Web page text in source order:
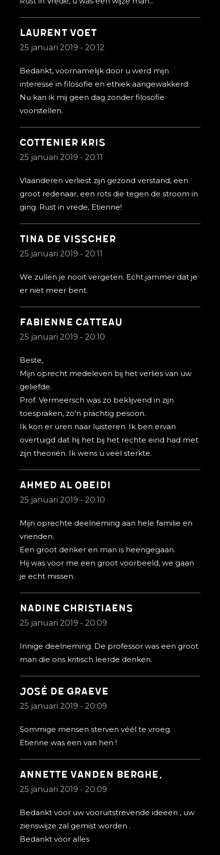
Laurent Voet
25 januari 2019 - 20:12
Bedankt, voornamelijk door u werd mijn
interesse in filosofie en ethiek aangewakkerd.
Nu kan ik mij geen dag zonder filosofie
voorstellen.
Cottenier Kris
25 januari 2019 - 20:11
Vlaanderen verliest zijn gezond verstand, een
groot redenaar, een rots die tegen de stroom in
ging. Rust in vrede, Etienne!
Tina de visscher
25 januari 2019 - 20:11
We zullen je nooit vergeten. Echt jammer dat je
er niet meer bent.
Fabienne Catteau
25 januari 2019 - 20:10
Beste,
Mijn oprecht medeleven bij het verlies van uw
geliefde.
Prof. Vermeersch was zo beklijvend in zijn
toespraken, zo'n prachtig pesoon.
Ik kon er uren naar luisteren. Ik ben ervan
overtuigd dat hij het bij het rechte eind had met
zijn theoriën. Ik wens u veel sterkte.
Ahmed Al Obeidi
25 januari 2019 - 20:10
Mijn oprechte deelneming aan hele familie en
vrienden.
Een groot denker en man is heengegaan.
Hij was voor me een groot voorbeeld, we gaan
je echt missen.
Nadine Christiaens
25 januari 2019 - 20:09
Innige deelneming. De professor was een groot
man die ons kritisch leerde denken.
José de Graeve
25 januari 2019 - 20:09
Sommige mensen sterven véél te vroeg.
Etienne was een van hen !
Annette Vanden berghe,
25 januari 2019 - 20:09
Bedankt voor uw vooruitstrevende ideeën , uw
zienswijze zal gemist worden .
Bedankt voor alles